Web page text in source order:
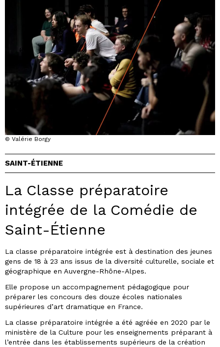
© Valérie Borgy
SAINT-ÉTIENNE
La Classe préparatoire
intégrée de la Comédie de
Saint-Étienne
La classe préparatoire intégrée est à destination des jeunes
gens de 18 à 23 ans issus de la diversité culturelle, sociale et
géographique en Auvergne-Rhône-Alpes.
Elle propose un accompagnement pédagogique pour
préparer les concours des douze écoles nationales
supérieures d’art dramatique en France.
La classe préparatoire intégrée a été agréée en 2020 par le
ministère de la Culture pour les enseignements préparant à
l’entrée dans les établissements supérieurs de la création